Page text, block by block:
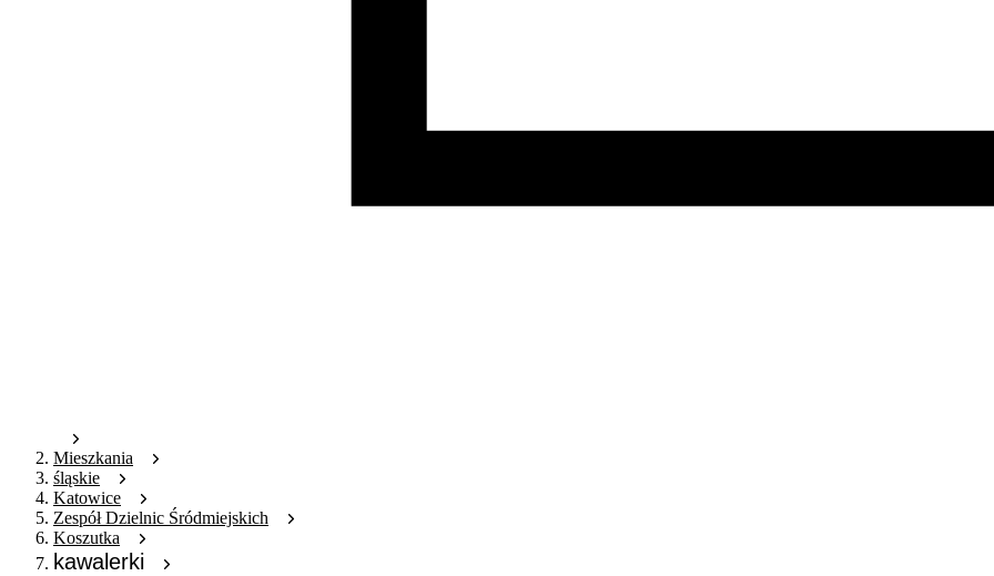
Mieszkania
śląskie
Katowice
Zespół Dzielnic Śródmiejskich
Koszutka
kawalerki